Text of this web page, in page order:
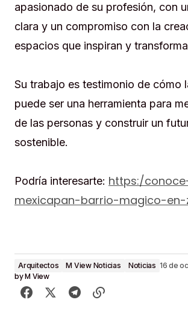
apasionado de su profesión, con
clara y un compromiso con la
espacios que inspiran y
Su trabajo es testimonio de cómo
puede ser una herramienta para
de las personas y construir un
sostenible.
Podría interesarte: https:/
mexicapan-barrio-magico-
Arquitectos M View Noticias Noticias 16 de
byM View